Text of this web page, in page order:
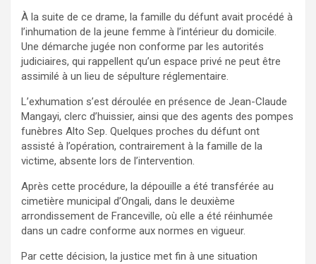
À la suite de ce drame, la famille du défunt avait procédé à
l’inhumation de la jeune femme à l’intérieur du domicile.
Une démarche jugée non conforme par les autorités
judiciaires, qui rappellent qu’un espace privé ne peut être
assimilé à un lieu de sépulture réglementaire.
L’exhumation s’est déroulée en présence de Jean-Claude
Mangayi, clerc d’huissier, ainsi que des agents des pompes
funèbres Alto Sep. Quelques proches du défunt ont
assisté à l’opération, contrairement à la famille de la
victime, absente lors de l’intervention.
Après cette procédure, la dépouille a été transférée au
cimetière municipal d’Ongali, dans le deuxième
arrondissement de Franceville, où elle a été réinhumée
dans un cadre conforme aux normes en vigueur.
Par cette décision, la justice met fin à une situation